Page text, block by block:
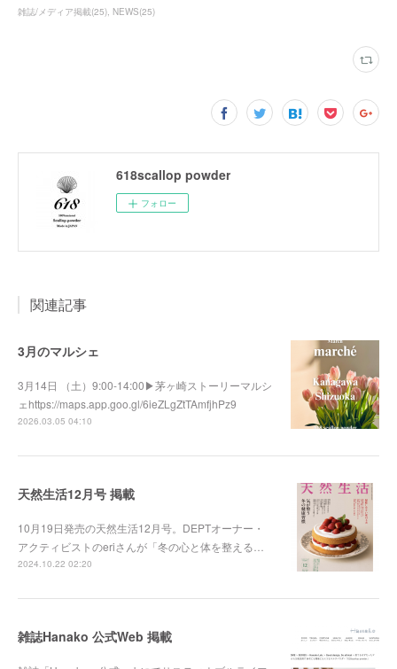
雑誌/メディア掲載(25) NEWS(25)
618scallop powder
フォロー
関連記事
3月のマルシェ
3月14日 （土）9:00-14:00▶︎茅ヶ崎ストーリーマルシ
ェhttps://maps.app.goo.gl/6ieZLgZtTAmfjhPz9
2026.03.05 04:10
天然生活12月号 掲載
10月19日発売の天然生活12月号。DEPTオーナー・
アクティビストのeriさんが「冬の心と体を整える…
2024.10.22 02:20
雑誌Hanako 公式Web 掲載